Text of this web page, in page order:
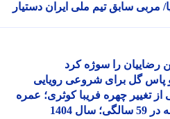
سابق تیم ملی ایران دستیار
را سوژه کرد
گل برای شروعی رویایی
چهره فریبا کوثری؛ عمره